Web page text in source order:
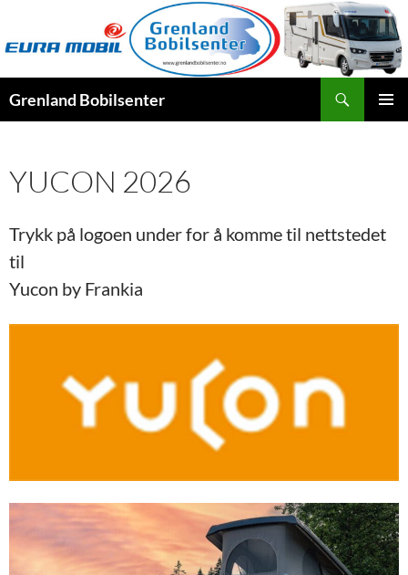
innhold
Grenland Bobilsenter
YUCON 2026
Trykk på logoen under for å komme til nettstedet
til
Yucon by Frankia